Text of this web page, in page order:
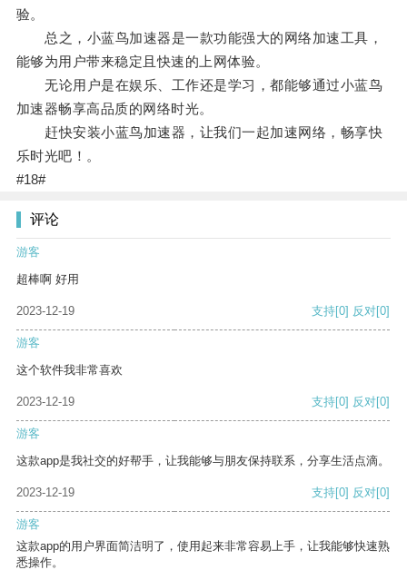
验。
总之，小蓝鸟加速器是一款功能强大的网络加速工具，
能够为用户带来稳定且快速的上网体验。
无论用户是在娱乐、工作还是学习，都能够通过小蓝鸟
加速器畅享高品质的网络时光。
赶快安装小蓝鸟加速器，让我们一起加速网络，畅享快
乐时光吧！。
#18#
评论
游客
超棒啊 好用
2023-12-19 支持[0] 反对[0]
游客
这个软件我非常喜欢
2023-12-19 支持[0] 反对[0]
游客
这款app是我社交的好帮手，让我能够与朋友保持联系，分享生活点滴。
2023-12-19 支持[0] 反对[0]
游客
这款app的用户界面简洁明了，使用起来非常容易上手，让我能够快速熟
悉操作。